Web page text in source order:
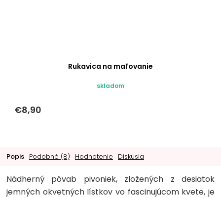
Rukavica na maľovanie
skladom
€8,90
Popis Podobné (8) Hodnotenie Diskusia
Nádherný pôvab pivoniek, zložených z desiatok
jemných okvetných lístkov vo fascinujúcom kvete, je